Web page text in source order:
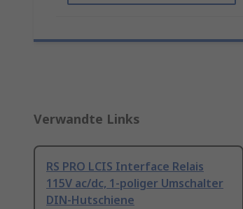
Verwandte Links
RS PRO LCIS Interface Relais
115V ac/dc, 1-poliger Umschalter
DIN-Hutschiene